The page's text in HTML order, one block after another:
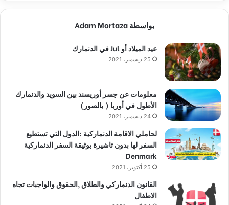
بواسطة Adam Mortaza
عيد الميلاد أو Jul في الدنمارك
25 ديسمبر، 2021
معلومات عن جسر أوريسند بين السويد والدنمارك
الأطول في أوربا ( بالصور)
24 ديسمبر، 2021
لحاملي الاقامة الدنماركية :الدول التي تستطيع
السفر لها بدون تاشيرة بوثيقة السفر الدنماركية
Denmark
25 أكتوبر، 2021
القانون الدنماركي والطلاق ,الحقوق والواجبات تجاه
الاطفال